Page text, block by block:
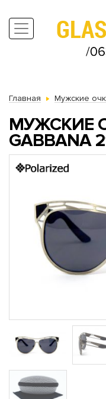
Главная Мужские
МУЖСКИЕ
GABBANA